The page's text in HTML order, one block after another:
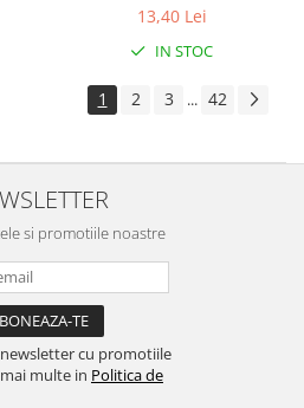
13,40 Lei
IN STOC
1 2 3 ... 42
si promotiile noastre
cu promotiile
multe in Politica de